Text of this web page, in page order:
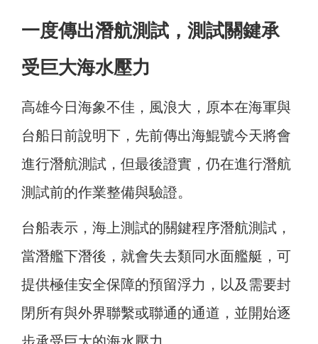
一度傳出潛航測試，測試關鍵承
受巨大海水壓力
高雄今日海象不佳，風浪大，原本在海軍與
台船日前說明下，先前傳出海鯤號今天將會
進行潛航測試，但最後證實，仍在進行潛航
測試前的作業整備與驗證。
台船表示，海上測試的關鍵程序潛航測試，
當潛艦下潛後，就會失去類同水面艦艇，可
提供極佳安全保障的預留浮力，以及需要封
閉所有與外界聯繫或聯通的通道，並開始逐